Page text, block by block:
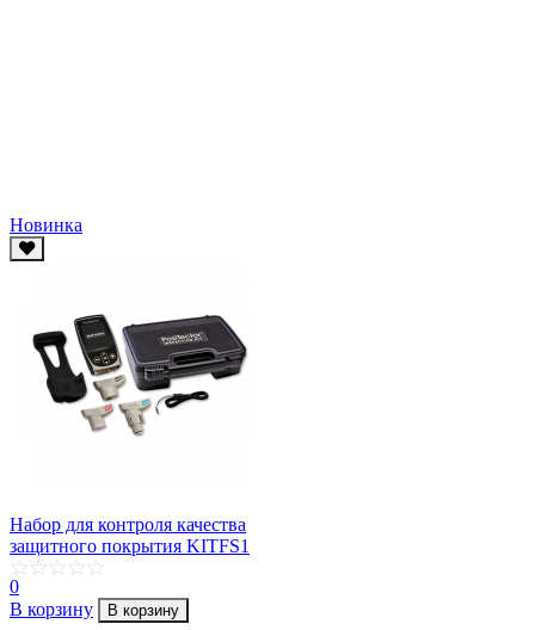
Новинка
Набор для контроля качества
защитного покрытия KITFS1
0
В корзину
В корзину